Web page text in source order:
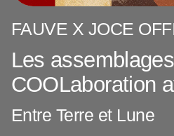
FAUVE X JOCE
Les assemblages
COOLaboration
Entre Terre et Lune